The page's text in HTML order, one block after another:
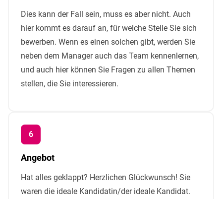
Dies kann der Fall sein, muss es aber nicht. Auch
hier kommt es darauf an, für welche Stelle Sie sich
bewerben. Wenn es einen solchen gibt, werden Sie
neben dem Manager auch das Team kennenlernen,
und auch hier können Sie Fragen zu allen Themen
stellen, die Sie interessieren.
Angebot
Hat alles geklappt? Herzlichen Glückwunsch! Sie
waren die ideale Kandidatin/der ideale Kandidat.